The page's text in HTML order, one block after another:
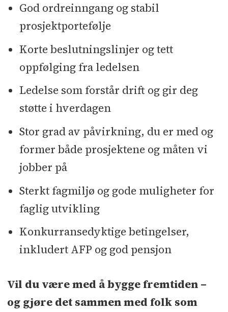
God ordreinngang og stabil
prosjektportefølje
Korte beslutningslinjer og tett
oppfølging fra ledelsen
Ledelse som forstår drift og gir deg
støtte i hverdagen
Stor grad av påvirkning, du er med og
former både prosjektene og måten vi
jobber på
Sterkt fagmiljø og gode muligheter for
faglig utvikling
Konkurransedyktige betingelser,
inkludert AFP og god pensjon
Vil du være med å bygge fremtiden –
og gjøre det sammen med folk som